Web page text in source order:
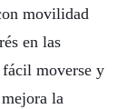
movilidad
en las
fácil moverse y
la